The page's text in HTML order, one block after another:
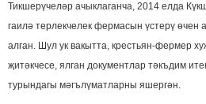
Тикшерүчеләр ачыклаганча, 2014 елда
гаилә терлекчелек фермасын үстерү өчен
алган. Шул ук вакытта, крестьян-фермер
җитәкчесе, ялган документлар тәкъдим
турындагы мәгълүматларны яшергән.